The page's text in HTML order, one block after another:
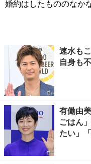
婚約はしたもののなか
速水も
自身も
有働由
ごはん
たい」